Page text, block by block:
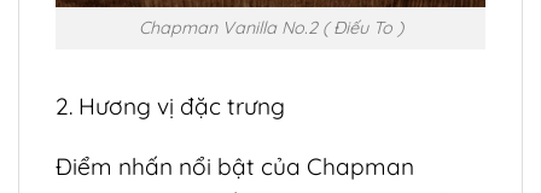
Chapman Vanilla No.2 ( Điếu To )
2. Hương vị đặc trưng
Điểm nhấn nổi bật của Chapman